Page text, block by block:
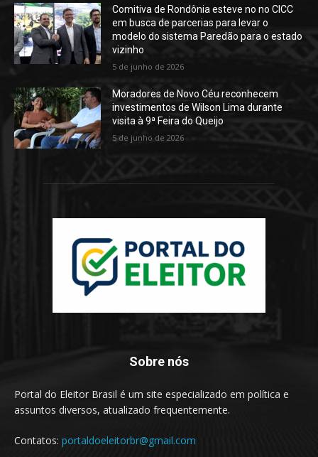
Comitiva de Rondônia esteve no no CICC
em busca de parcerias para levar o
modelo do sistema Paredão para o estado
vizinho
5 de junho de 2026
Moradores de Novo Céu reconhecem
investimentos de Wilson Lima durante
visita à 9ª Feira do Queijo
5 de junho de 2026
Sobre nós
Portal do Eleitor Brasil é um site especializado em política e
assuntos diversos, atualizado frequentemente.
Contatos: portaldoeleitorbr@gmail.com